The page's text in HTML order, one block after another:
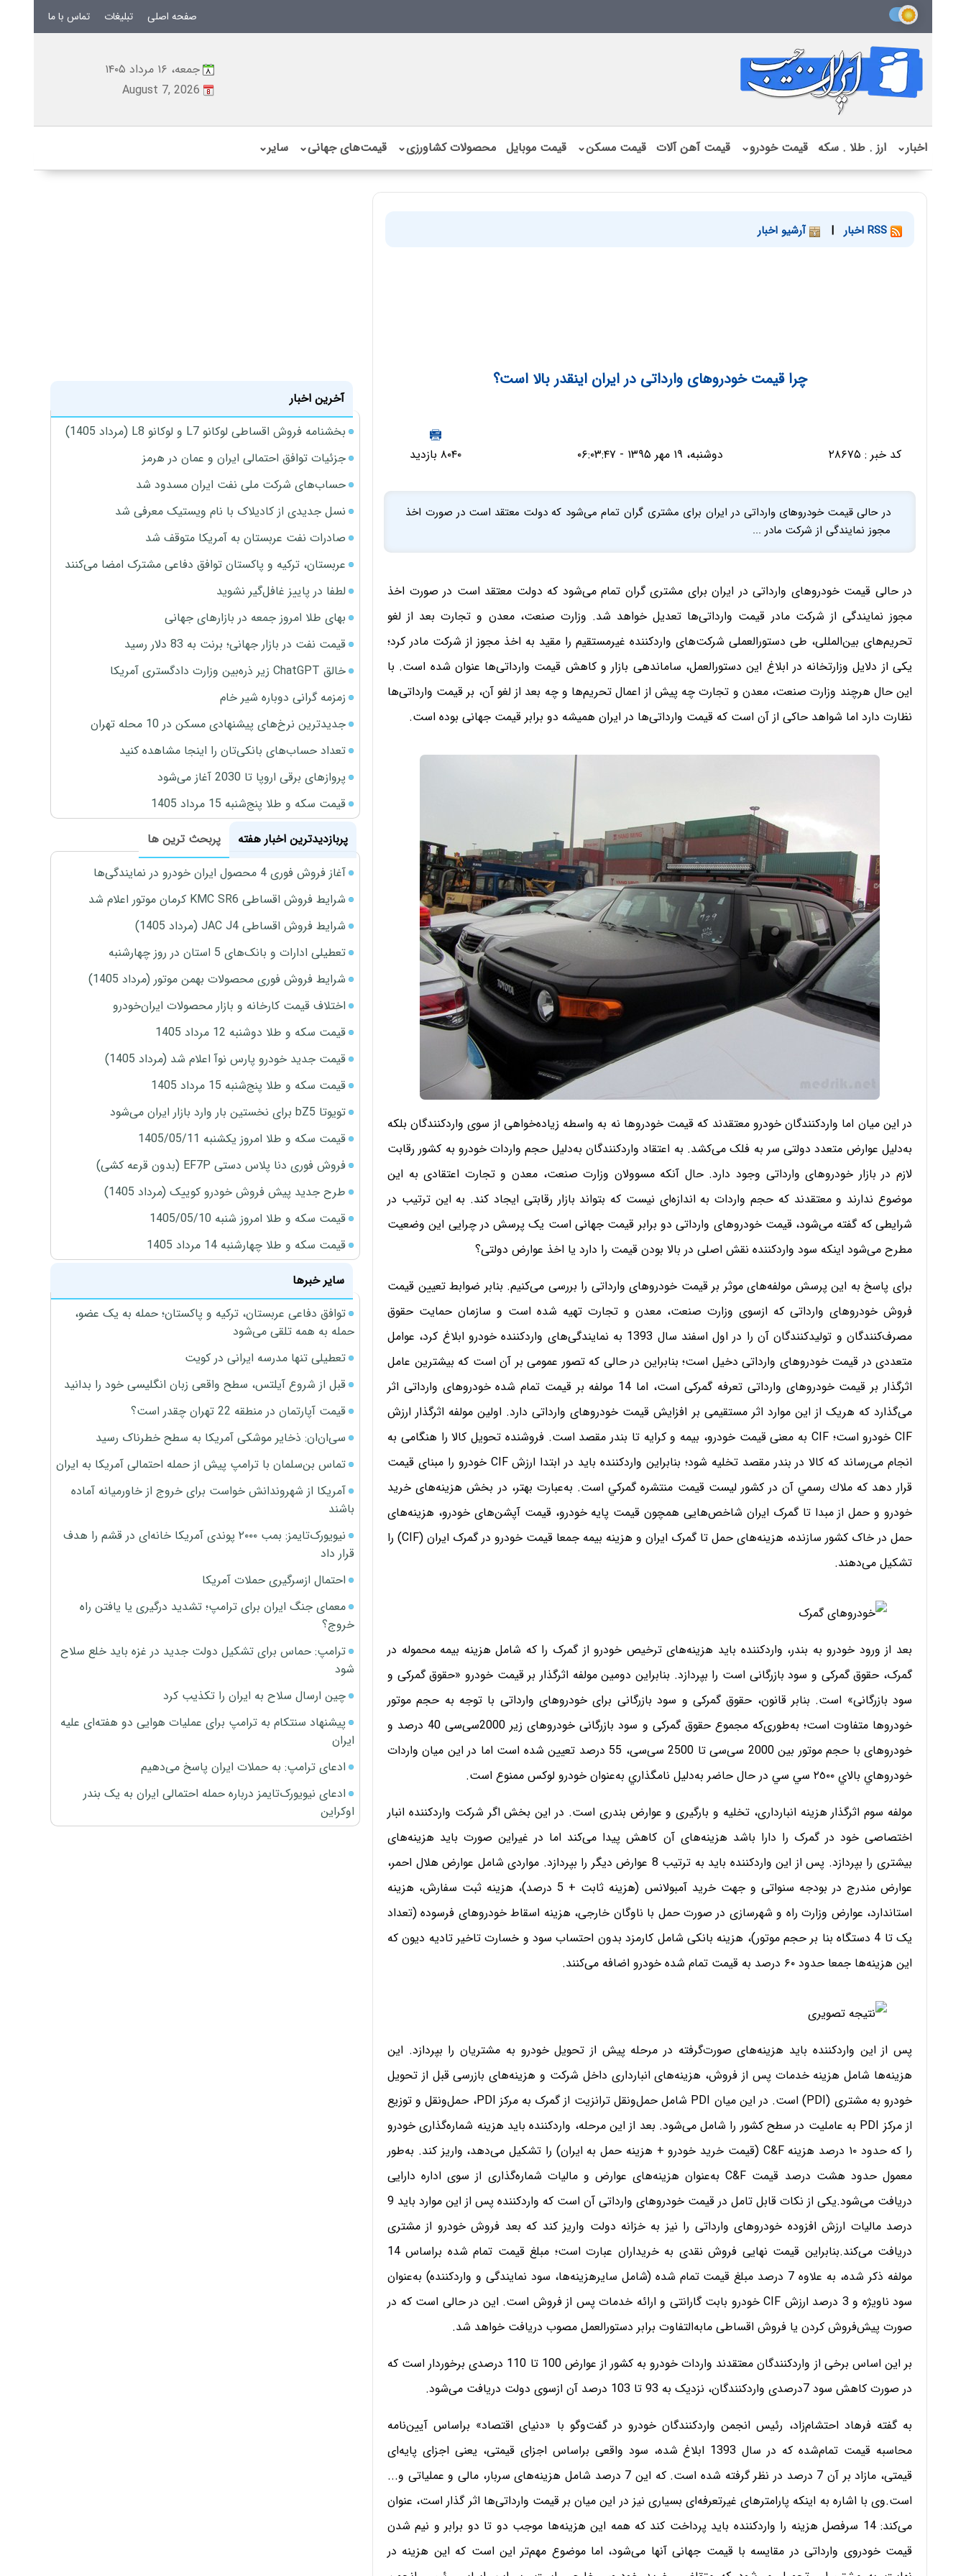
صفحه اصلی تبلیغات تماس با ما
جمعه، ۱۶ مرداد ۱۴۰۵
August 7, 2026
اخبار⌄ ارز . طلا . سکه قیمت خودرو⌄ قیمت آهن آلات قیمت مسکن⌄ قیمت موبایل محصولات کشاورزی⌄ قیمت‌های جهانی⌄ سایر⌄
| آرشیو اخبار
چرا قیمت خودروهای وارداتی در ایران اینقدر بالا است؟
کد خبر : ۲۸۶۷۵ دوشنبه، ۱۹ مهر ۱۳۹۵ - ۰۶:۰۳:۴۷ ۸۰۴۰ بازدید
در حالی قیمت خودروهای وارداتی در ایران برای مشتری گران تمام می‌شود که دولت معتقد است در صورت اخذ
مجوز نمایندگی‌ از شرکت‌ مادر ...
در حالی قیمت خودروهای وارداتی در ایران برای مشتری گران تمام می‌شود که دولت معتقد است در صورت اخذ
مجوز نمایندگی‌ از شرکت‌ مادر قیمت وارداتی‌ها تعدیل خواهد شد. وزارت صنعت، معدن و تجارت بعد از لغو
تحریم‌های بین‌المللی، طی دستورالعملی شرکت‌های واردکننده غیرمستقیم را مقید به اخذ مجوز از شرکت مادر کرد؛
یکی از دلایل وزارتخانه در ابلاغ این دستورالعمل، ساماندهی بازار و کاهش قیمت وارداتی‌ها عنوان شده است. با
این حال هرچند وزارت صنعت، معدن و تجارت چه پیش از اعمال تحریم‌ها و چه بعد از لغو آن، بر قیمت وارداتی‌ها
نظارت دارد اما شواهد حاکی از آن است که قیمت وارداتی‌ها در ایران همیشه دو برابر قیمت جهانی بوده است.
در این میان اما وارد‌کنندگان خودرو معتقدند که قیمت خودروها نه به واسطه زیاده‌خواهی از سوی وارد‌کنندگان بلکه
به‌دلیل عوارض متعدد دولتی سر به فلک می‌کشد. به اعتقاد وارد‌کنندگان به‌دلیل حجم واردات خودرو به کشور رقابت
لازم در بازار خودروهای وارداتی وجود دارد. حال آنکه مسوولان وزارت صنعت، معدن و تجارت اعتقادی به این
موضوع ندارند و معتقدند که حجم واردات به اندازه‌ای نیست که بتواند بازار رقابتی ایجاد کند. به این ترتیب در
شرایطی که گفته می‌شود، قیمت خودروهای وارداتی دو برابر قیمت جهانی است یک پرسش در چرایی این وضعیت
مطرح می‌شود اینکه سود واردکننده نقش اصلی در بالا بودن قیمت را دارد یا اخذ عوارض دولتی؟
برای پاسخ به این پرسش مولفه‌های موثر بر قیمت خودروهای وارداتی را بررسی می‌کنیم. بنابر ضوابط تعیین قیمت
فروش خودروهای وارداتی که ازسوی وزارت صنعت، معدن و تجارت تهیه شده است و سازمان حمایت حقوق
مصرف‌کنندگان و تولید‌کنندگان آن را در اول اسفند سال 1393 به نمایندگی‌های واردکننده خودرو ابلاغ کرد، عوامل
متعددی در قیمت خودروهای وارداتی دخیل است؛ بنابراین در حالی که تصور عمومی بر آن است که بیشترین عامل
اثرگذار بر قیمت خودروهای وارداتی تعرفه گمرکی است، اما 14 مولفه بر قیمت تمام شده خودروهای وارداتی اثر
می‌گذارد که هر‌یک از این موارد اثر مستقیمی بر افزایش قیمت خودروهای وارداتی دارد. اولین مولفه اثرگذار ارزش
CIF خودرو است؛ CIF به معنی قيمت خودرو، بيمه و كرايه تا بندر مقصد است. فروشنده تحويل كالا را هنگامى به
انجام مى‌رساند كه كالا در بندر مقصد تخليه شود؛ بنابراین واردکننده باید در ابتدا ارزش CIF خودرو را مبنای قیمت
قرار دهد كه ملاك رسمي آن در كشور ليست قيمت منتشره گمركي است. به‌عبارت بهتر، در بخش هزینه‌های خرید
خودرو و حمل از مبدا تا گمرک ایران شاخص‌هایی همچون قیمت پایه خودرو، قیمت آپشن‌های خودرو، هزینه‌های
حمل در خاک کشور سازنده، هزینه‌های حمل تا گمرک ایران و هزینه‌ بیمه جمعا قیمت خودرو در گمرک ایران (CIF) را
تشکیل می‌دهند.
بعد از ورود خودرو به بندر، واردکننده باید هزینه‌های ترخیص خودرو از گمرک را که شامل هزینه بیمه محموله در
گمرک، حقوق گمرکی و سود بازرگانی است را بپردازد. بنابراین دومین مولفه اثرگذار بر قیمت خودرو «حقوق گمرکی و
سود بازرگانی» است. بنابر قانون، حقوق گمرکی و سود بازرگانی برای خودروهای وارداتی با توجه به حجم موتور
خودروها متفاوت است؛ به‌طوری‌که مجموع حقوق گمرکی و سود بازرگانی خودروهای زیر 2000سی‌سی 40 درصد و
خودروهای با حجم موتور بین 2000 سی‌سی تا 2500 سی‌سی، 55 درصد تعيين شده است اما در این میان واردات
خودروهاي بالاي ٢٥٠٠ سي سي در حال حاضر به‌دليل نامگذاري به‌عنوان خودرو لوكس ممنوع است.
مولفه سوم اثرگذار هزینه انبارداری، تخلیه و بارگیری و عوارض بندری است. در این بخش اگر شرکت واردکننده انبار
اختصاصی خود در گمرک را دارا باشد هزینه‌های آن کاهش پیدا می‌کند اما در غیر‌این صورت باید هزینه‌های
بیشتری را بپردازد. پس از این واردکننده باید به ترتیب 8 عوارض دیگر را بپردازد. مواردی شامل عوارض هلال احمر،
عوارض مندرج در بودجه سنواتی و جهت خرید آمبولانس (هزينه ثابت + 5 درصد)، هزینه ثبت سفارش، هزینه
استاندارد، عوارض وزارت راه و شهرسازی در صورت حمل با ناوگان خارجی، هزینه اسقاط خودروهای فرسوده (تعداد
یک تا 4 دستگاه بنا بر حجم موتور)، هزینه بانکی شامل کارمزد بدون احتساب سود و خسارت تاخیر تادیه دیون که
این هزینه‌ها جمعا حدود ۶۰ درصد به قیمت تمام شده خودرو اضافه می‌کنند.
پس از این واردکننده باید هزینه‌های صورت‌گرفته در مرحله‌ پیش از تحویل خودرو به مشتریان را بپردازد. این
هزینه‌ها شامل هزینه خدمات پس از فروش، هزینه‌های انبارداری داخل شرکت و هزینه‌های بازرسی قبل از تحویل
خودرو به مشتری (PDI) است. در این میان PDI شامل حمل‌و‌نقل ترانزیت از گمرک به مرکز PDI، حمل‌و‌نقل و توزیع
از مرکز PDI به عاملیت در سطح کشور را شامل می‌شود. بعد از این مرحله، واردکننده باید هزینه شماره‌گذاری خودرو
را که حدود ۱۰ درصد هزینه C&F (قیمت خرید خودرو + هزینه حمل به ایران) را تشکیل می‌دهد، واریز کند. به‌طور
معمول حدود هشت درصد قیمت C&F به‌عنوان هزینه‌های عوارض و مالیات شماره‌گذاری از سوی اداره دارایی
دریافت می‌شود.یکی از نکات قابل تامل در قیمت خودروهای وارداتی آن است که واردکننده پس از این موارد باید 9
درصد مالیات ارزش افزوده خودروهای وارداتی را نیز به خزانه دولت واریز کند که بعد فروش خودرو از مشتری
دریافت می‌کند.بنابراین قیمت نهایی فروش نقدی به خریداران عبارت است؛ مبلغ قیمت تمام شده براساس 14
مولفه ذکر شده، به علاوه 7 درصد مبلغ قیمت تمام شده (شامل سایرهزینه‌ها، سود نمایندگی و واردکننده) به‌عنوان
سود ناويژه و 3 درصد ارزش CIF خودرو بابت گارانتی و ارائه خدمات پس از فروش است. این در حالی است که در
صورت پیش‌فروش کردن یا فروش اقساطی مابه‌التفاوت برابر دستورالعمل مصوب دریافت خواهد شد.
بر این اساس برخی از وارد‌کنندگان معتقدند واردات خودرو به کشور از عوارض 100 تا 110 درصدی برخوردار است که
در صورت کاهش سود 7درصدی وارد‌کنندگان، نزدیک به 93 تا 103 درصد آن ازسوی دولت دریافت می‌شود.
به گفته فرهاد احتشام‌زاد، رئیس انجمن وارد‌کنندگان خودرو در گفت‌وگو با «دنیای اقتصاد» براساس آیین‌نامه
محاسبه قیمت تمام‌شده‌ که در سال 1393 ابلاغ شده، سود واقعی براساس اجزای قیمتی، یعنی اجزای پایه‌ای
قیمتی، مازاد بر آن 7 درصد در نظر گرفته شده است. که این 7 درصد شامل هزینه‌های سربار، مالی و عملیاتی و...
است.وی با اشاره به اینکه پارامترهای غیرتعرفه‌ای بسیاری نیز در این میان بر قیمت وارداتی‌ها اثر گذار است، عنوان
می‌کند: 14 سرفصل هزینه را واردکننده باید پرداخت کند که همه این هزینه‌ها موجب دو تا دو برابر و نیم شدن
قیمت خودروی وارداتی در مقایسه با قیمت جهانی آنها می‌شود، اما موضوع مهم‌تر این است که این هزینه در
آخرین اخبار
بخشنامه فروش اقساطی لوکانو L7 و لوکانو L8 (مرداد 1405)
جزئیات توافق احتمالی ایران و عمان در هرمز
حساب‌های شرکت ملی نفت ایران مسدود شد
نسل جدیدی از کادیلاک با نام ویستیک معرفی شد
صادرات نفت عربستان به آمریکا متوقف شد
عربستان، ترکیه و پاکستان توافق دفاعی مشترک امضا می‌کنند
لطفا در پاییز غافل‌گیر نشوید
بهای طلا امروز جمعه در بازارهای جهانی
قیمت نفت در بازار جهانی؛ برنت به 83 دلار رسید
خالق ChatGPT زیر ذره‌بین وزارت دادگستری آمریکا
زمزمه گرانی دوباره شیر خام
جدیدترین نرخ‌های پیشنهادی مسکن در 10 محله تهران
تعداد حساب‌های بانکی‌تان را اینجا مشاهده کنید
پروازهای برقی اروپا تا 2030 آغاز می‌شود
قیمت سکه و طلا پنج‌شنبه 15 مرداد 1405
پربازدیدترین اخبار هفته
پربحث ترین ها
آغاز فروش فوری 4 محصول ایران خودرو در نمایندگی‌ها
شرایط فروش اقساطی KMC SR6 کرمان موتور اعلام شد
شرایط فروش اقساطی JAC J4 (مرداد 1405)
تعطیلی ادارات و بانک‌های 5 استان در روز چهارشنبه
شرایط فروش فوری محصولات بهمن موتور (مرداد 1405)
اختلاف قیمت کارخانه و بازار محصولات ایران‌خودرو
قیمت سکه و طلا دوشنبه 12 مرداد 1405
قیمت جدید خودرو پارس نوآ اعلام شد (مرداد 1405)
قیمت سکه و طلا پنج‌شنبه 15 مرداد 1405
تویوتا bZ5 برای نخستین بار وارد بازار ایران می‌شود
قیمت سکه و طلا امروز یکشنبه 1405/05/11
فروش فوری دنا پلاس دستی EF7P (بدون قرعه کشی)
طرح جدید پیش فروش خودرو کوییک (مرداد 1405)
قیمت سکه و طلا امروز شنبه 1405/05/10
قیمت سکه و طلا چهارشنبه 14 مرداد 1405
سایر خبرها
توافق دفاعی عربستان، ترکیه و پاکستان؛ حمله به یک عضو،
حمله به همه تلقی می‌شود
تعطیلی تنها مدرسه ایرانی در کویت
قبل از شروع آیلتس، سطح واقعی زبان انگلیسی خود را بدانید
قیمت آپارتمان در منطقه 22 تهران چقدر است؟
سی‌ان‌ان: ذخایر موشکی آمریکا به سطح خطرناک رسید
تماس بن‌سلمان با ترامپ پیش از حمله احتمالی آمریکا به ایران
آمریکا از شهروندانش خواست برای خروج از خاورمیانه آماده
باشند
نیویورک‌تایمز: بمب ۲۰۰۰ پوندی آمریکا خانه‌ای در قشم را هدف
قرار داد
احتمال ازسرگیری حملات آمریکا
معمای جنگ ایران برای ترامپ؛ تشدید درگیری یا یافتن راه
خروج؟
ترامپ: حماس برای تشکیل دولت جدید در غزه باید خلع سلاح
شود
چین ارسال سلاح به ایران را تکذیب کرد
پیشنهاد سنتکام به ترامپ برای عملیات هوایی دو هفته‌ای علیه
ایران
ادعای ترامپ: به حملات ایران پاسخ می‌دهیم
ادعای نیویورک‌تایمز درباره حمله احتمالی ایران به یک بندر
اوکراین